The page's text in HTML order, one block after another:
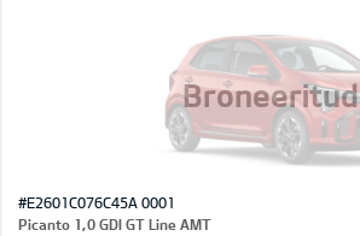
Broneeritud
#E2601C076C45A 0001
Picanto 1,0 GDI GT Line AMT